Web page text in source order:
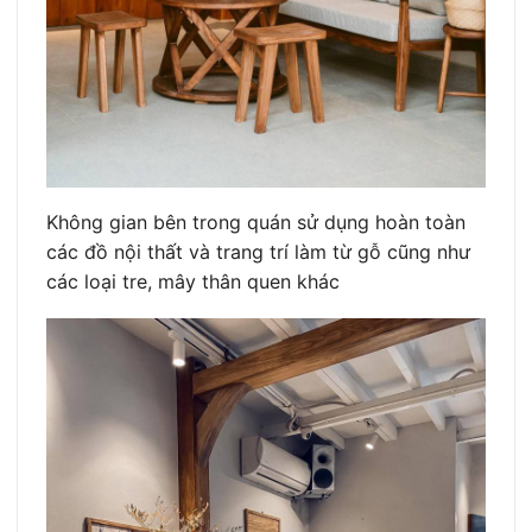
Không gian bên trong quán sử dụng hoàn toàn
các đồ nội thất và trang trí làm từ gỗ cũng như
các loại tre, mây thân quen khác